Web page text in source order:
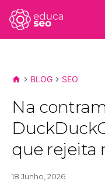
BLOG SEO
Na
que rejeita
18 Junho, 2026